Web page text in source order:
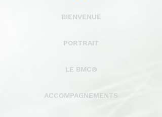
BIENVENUE
PORTRAIT
LE BMC®
ACCOMPAGNEMENTS